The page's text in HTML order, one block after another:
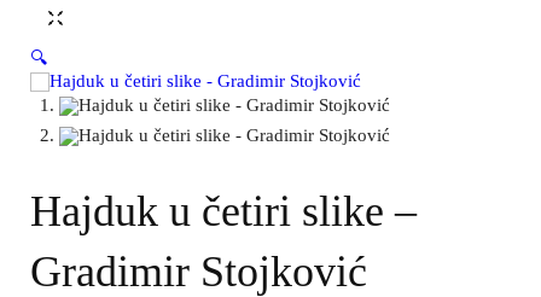
🔍
Hajduk u četiri slike –
Gradimir Stojković